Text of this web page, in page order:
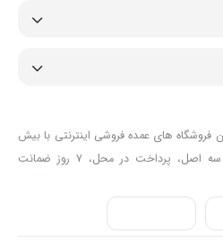
فروشگاه های عمده فروشی اینترنتی با بیش
از یک دهه تجربه، با پایبندی به سه اصل، پرداخت در محل، ۷ روز ضمانت
شده تا همگام با فروشگاه‌های معتبر
ایران تبدیل شود. به محض ورود به سایت
می‌شوید! هر آنچه که نیاز دارید و به ذهن شما